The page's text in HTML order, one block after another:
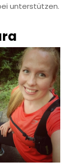
unterstützen.